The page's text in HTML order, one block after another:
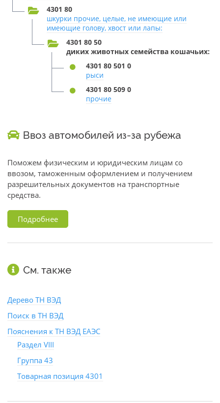
4301 80
шкурки прочие, целые, не имеющие или
имеющие голову, хвост или лапы:
4301 80 50
диких животных семейства кошачьих:
4301 80 501 0
рыси
4301 80 509 0
прочие
Ввоз автомобилей из-за рубежа
Поможем физическим и юридическим лицам со
ввозом, таможенным оформлением и получением
разрешительных документов на транспортные
средства.
Подробнее
См. также
Дерево ТН ВЭД
Поиск в ТН ВЭД
Пояснения к ТН ВЭД ЕАЭС
Раздел VIII
Группа 43
Товарная позиция 4301